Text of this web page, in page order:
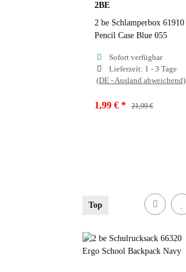
Navy
zur Farbauswahl
2BE
2 be Schlamperbox 61910
Pencil Case Blue 055
Sofort verfügbar
Lieferzeit: 1 - 3 Tage
(DE - Ausland abweichend)
1,99 € * 21,99 €
Black
Black 032 Blue
Top